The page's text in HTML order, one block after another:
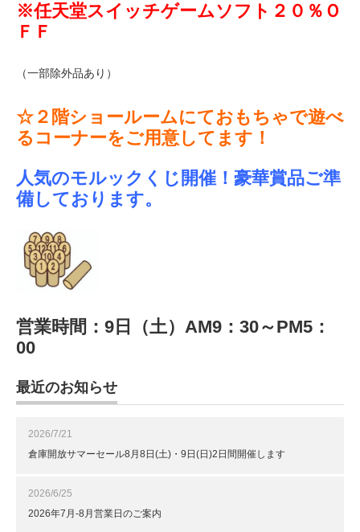
※任天堂スイッチゲームソフト２０％Ｏ
ＦＦ
（一部除外品あり）
☆２階ショールームにておもちゃで遊べ
るコーナーをご用意してます！
人気のモルックくじ開催！豪華賞品ご準
備しております。
営業時間：9日（土）AM9：30～PM5：
00
最近のお知らせ
2026/7/21
倉庫開放サマーセール8月8日(土)・9日(日)2日間開催します
2026/6/25
2026年7月-8月営業日のご案内